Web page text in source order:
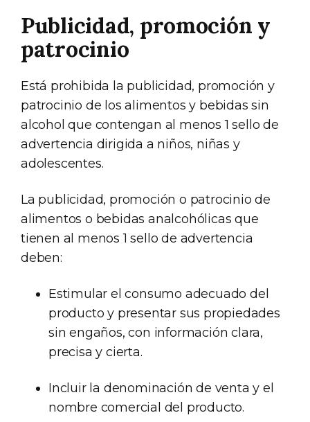
Publicidad, promoción y
patrocinio
Está prohibida la publicidad, promoción y
patrocinio de los alimentos y bebidas sin
alcohol que contengan al menos 1 sello de
advertencia dirigida a niños, niñas y
adolescentes.
La publicidad, promoción o patrocinio de
alimentos o bebidas analcohólicas que
tienen al menos 1 sello de advertencia
deben:
Estimular el consumo adecuado del
producto y presentar sus propiedades
sin engaños, con información clara,
precisa y cierta.
Incluir la denominación de venta y el
nombre comercial del producto.